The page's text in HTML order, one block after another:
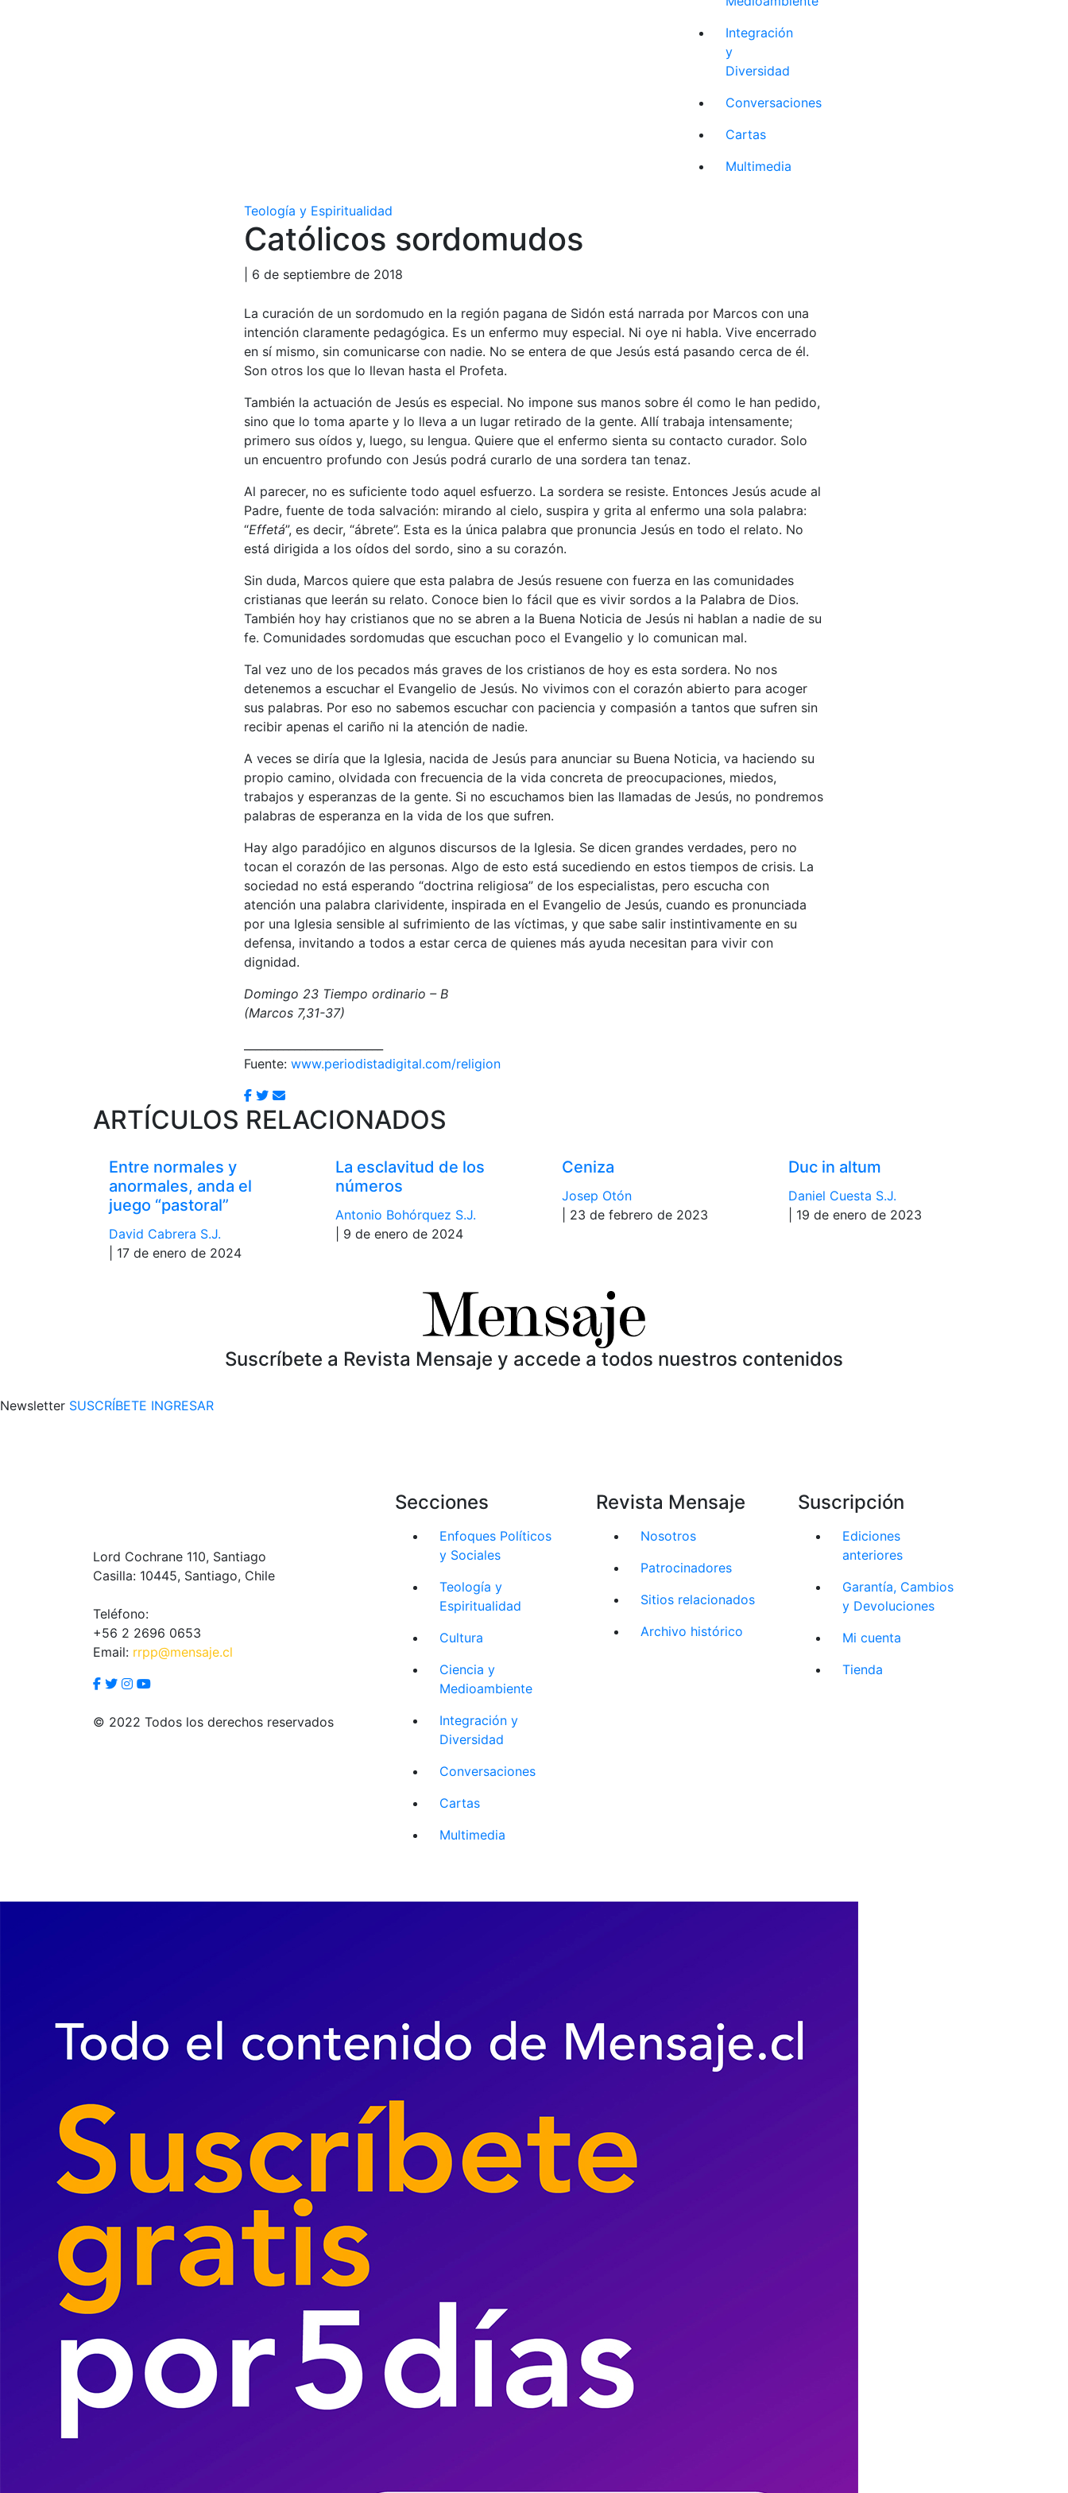
Integración
y
Diversidad
Conversaciones
Cartas
Multimedia
Teología y Espiritualidad
Católicos sordomudos
| 6 de septiembre de 2018
La curación de un sordomudo en la región pagana de Sidón está narrada por Marcos con una
intención claramente pedagógica. Es un enfermo muy especial. Ni oye ni habla. Vive encerrado
en sí mismo, sin comunicarse con nadie. No se entera de que Jesús está pasando cerca de él.
Son otros los que lo llevan hasta el Profeta.
También la actuación de Jesús es especial. No impone sus manos sobre él como le han pedido,
sino que lo toma aparte y lo lleva a un lugar retirado de la gente. Allí trabaja intensamente;
primero sus oídos y, luego, su lengua. Quiere que el enfermo sienta su contacto curador. Solo
un encuentro profundo con Jesús podrá curarlo de una sordera tan tenaz.
Al parecer, no es suficiente todo aquel esfuerzo. La sordera se resiste. Entonces Jesús acude al
Padre, fuente de toda salvación: mirando al cielo, suspira y grita al enfermo una sola palabra:
“Effetá”, es decir, “ábrete”. Esta es la única palabra que pronuncia Jesús en todo el relato. No
está dirigida a los oídos del sordo, sino a su corazón.
Sin duda, Marcos quiere que esta palabra de Jesús resuene con fuerza en las comunidades
cristianas que leerán su relato. Conoce bien lo fácil que es vivir sordos a la Palabra de Dios.
También hoy hay cristianos que no se abren a la Buena Noticia de Jesús ni hablan a nadie de su
fe. Comunidades sordomudas que escuchan poco el Evangelio y lo comunican mal.
Tal vez uno de los pecados más graves de los cristianos de hoy es esta sordera. No nos
detenemos a escuchar el Evangelio de Jesús. No vivimos con el corazón abierto para acoger
sus palabras. Por eso no sabemos escuchar con paciencia y compasión a tantos que sufren sin
recibir apenas el cariño ni la atención de nadie.
A veces se diría que la Iglesia, nacida de Jesús para anunciar su Buena Noticia, va haciendo su
propio camino, olvidada con frecuencia de la vida concreta de preocupaciones, miedos,
trabajos y esperanzas de la gente. Si no escuchamos bien las llamadas de Jesús, no pondremos
palabras de esperanza en la vida de los que sufren.
Hay algo paradójico en algunos discursos de la Iglesia. Se dicen grandes verdades, pero no
tocan el corazón de las personas. Algo de esto está sucediendo en estos tiempos de crisis. La
sociedad no está esperando “doctrina religiosa” de los especialistas, pero escucha con
atención una palabra clarividente, inspirada en el Evangelio de Jesús, cuando es pronunciada
por una Iglesia sensible al sufrimiento de las víctimas, y que sabe salir instintivamente en su
defensa, invitando a todos a estar cerca de quienes más ayuda necesitan para vivir con
dignidad.
Domingo 23 Tiempo ordinario – B
(Marcos 7,31-37)
Fuente: www.periodistadigital.com/religion
ARTÍCULOS RELACIONADOS
Entre normales y
anormales, anda el
juego “pastoral”
David Cabrera S.J.
| 17 de enero de 2024
La esclavitud de los
números
Antonio Bohórquez S.J.
| 9 de enero de 2024
Ceniza
Josep Otón
| 23 de febrero de 2023
Duc in altum
Daniel Cuesta S.J.
| 19 de enero de 2023
Suscríbete a Revista Mensaje y accede a todos nuestros contenidos
Newsletter SUSCRÍBETE INGRESAR
Lord Cochrane 110, Santiago
Casilla: 10445, Santiago, Chile
Teléfono:
+56 2 2696 0653
Email: rrpp@mensaje.cl
© 2022 Todos los derechos reservados
Secciones
Enfoques Políticos
y Sociales
Teología y
Espiritualidad
Cultura
Ciencia y
Medioambiente
Integración y
Diversidad
Conversaciones
Cartas
Multimedia
Revista Mensaje
Nosotros
Patrocinadores
Sitios relacionados
Archivo histórico
Suscripción
Ediciones
anteriores
Garantía, Cambios
y Devoluciones
Mi cuenta
Tienda